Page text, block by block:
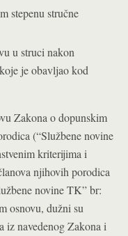
stepenu stručne
u struci nakon
je obavljao kod
Zakona o dopunskim
(“Službene novine
kriterijima i
njihovih porodica
novine TK” br:
osnovu, dužni su
iz navedenog Zakona i